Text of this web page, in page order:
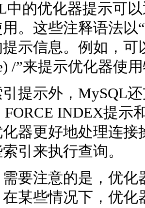
优化器提示可以
。这些注释语法以
示信息。例如，可
/”来提示优化器使
示外，MySQL还
FORCE INDEX提示
器更好地处理连
引来执行查询。
注意的是，优化
某些情况下，优